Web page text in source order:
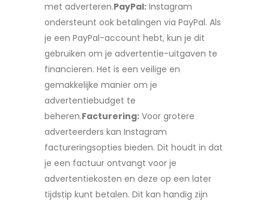
met adverteren.PayPal: Instagram
ondersteunt ook betalingen via PayPal. Als
je een PayPal-account hebt, kun je dit
gebruiken om je advertentie-uitgaven te
financieren. Het is een veilige en
gemakkelijke manier om je
advertentiebudget te
beheren.Facturering: Voor grotere
adverteerders kan Instagram
factureringsopties bieden. Dit houdt in dat
je een factuur ontvangt voor je
advertentiekosten en deze op een later
tijdstip kunt betalen. Dit kan handig zijn